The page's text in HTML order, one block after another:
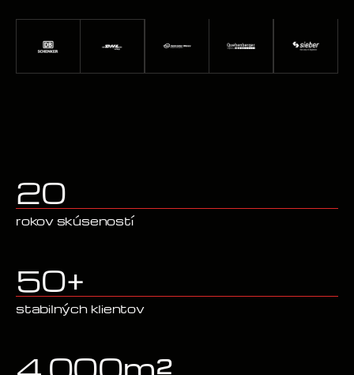
20
rokov skúseností
50+
stabilných klientov